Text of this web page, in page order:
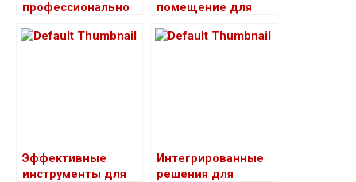
профессионально
по наращиванию
помещение для
Эффективные
инструменты для
Интегрированные
решения для